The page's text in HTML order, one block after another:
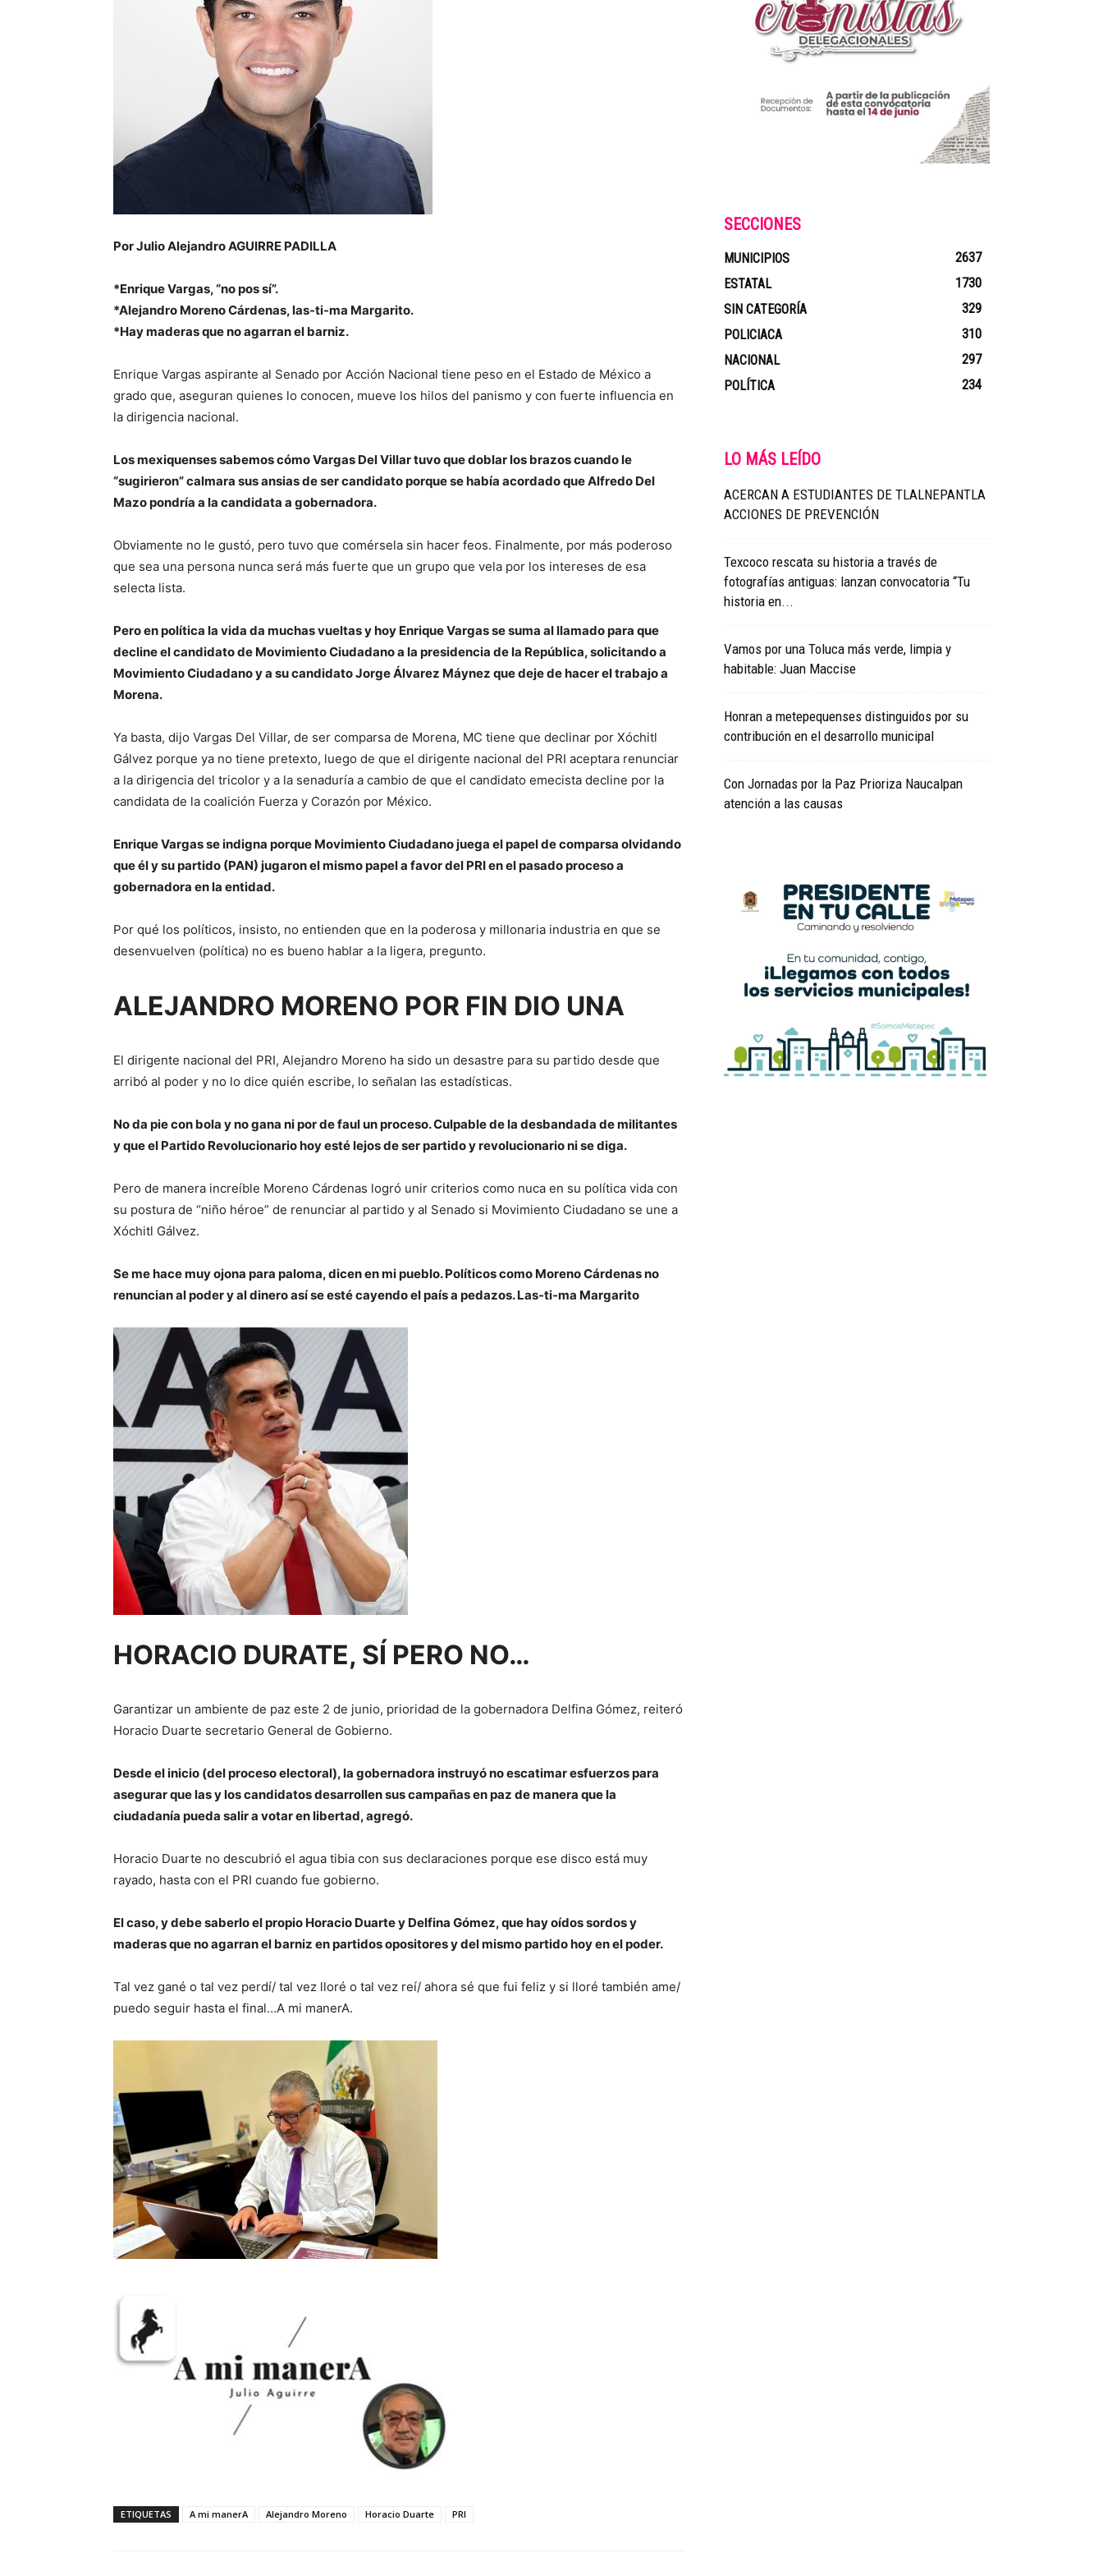
Por Julio Alejandro AGUIRRE PADILLA
*Enrique Vargas, “no pos sí”.
*Alejandro Moreno Cárdenas, las-ti-ma Margarito.
*Hay maderas que no agarran el barniz.
Enrique Vargas aspirante al Senado por Acción Nacional tiene peso en el Estado de México a
grado que, aseguran quienes lo conocen, mueve los hilos del panismo y con fuerte influencia en
la dirigencia nacional.
Los mexiquenses sabemos cómo Vargas Del Villar tuvo que doblar los brazos cuando le
“sugirieron” calmara sus ansias de ser candidato porque se había acordado que Alfredo Del
Mazo pondría a la candidata a gobernadora.
Obviamente no le gustó, pero tuvo que comérsela sin hacer feos. Finalmente, por más poderoso
que sea una persona nunca será más fuerte que un grupo que vela por los intereses de esa
selecta lista.
Pero en política la vida da muchas vueltas y hoy Enrique Vargas se suma al llamado para que
decline el candidato de Movimiento Ciudadano a la presidencia de la República, solicitando a
Movimiento Ciudadano y a su candidato Jorge Álvarez Máynez que deje de hacer el trabajo a
Morena.
Ya basta, dijo Vargas Del Villar, de ser comparsa de Morena, MC tiene que declinar por Xóchitl
Gálvez porque ya no tiene pretexto, luego de que el dirigente nacional del PRI aceptara renunciar
a la dirigencia del tricolor y a la senaduría a cambio de que el candidato emecista decline por la
candidata de la coalición Fuerza y Corazón por México.
Enrique Vargas se indigna porque Movimiento Ciudadano juega el papel de comparsa olvidando
que él y su partido (PAN) jugaron el mismo papel a favor del PRI en el pasado proceso a
gobernadora en la entidad.
Por qué los políticos, insisto, no entienden que en la poderosa y millonaria industria en que se
desenvuelven (política) no es bueno hablar a la ligera, pregunto.
ALEJANDRO MORENO POR FIN DIO UNA
El dirigente nacional del PRI, Alejandro Moreno ha sido un desastre para su partido desde que
arribó al poder y no lo dice quién escribe, lo señalan las estadísticas.
No da pie con bola y no gana ni por de faul un proceso. Culpable de la desbandada de militantes
y que el Partido Revolucionario hoy esté lejos de ser partido y revolucionario ni se diga.
Pero de manera increíble Moreno Cárdenas logró unir criterios como nuca en su política vida con
su postura de “niño héroe” de renunciar al partido y al Senado si Movimiento Ciudadano se une a
Xóchitl Gálvez.
Se me hace muy ojona para paloma, dicen en mi pueblo. Políticos como Moreno Cárdenas no
renuncian al poder y al dinero así se esté cayendo el país a pedazos. Las-ti-ma Margarito
HORACIO DURATE, SÍ PERO NO…
Garantizar un ambiente de paz este 2 de junio, prioridad de la gobernadora Delfina Gómez, reiteró
Horacio Duarte secretario General de Gobierno.
Desde el inicio (del proceso electoral), la gobernadora instruyó no escatimar esfuerzos para
asegurar que las y los candidatos desarrollen sus campañas en paz de manera que la
ciudadanía pueda salir a votar en libertad, agregó.
Horacio Duarte no descubrió el agua tibia con sus declaraciones porque ese disco está muy
rayado, hasta con el PRI cuando fue gobierno.
El caso, y debe saberlo el propio Horacio Duarte y Delfina Gómez, que hay oídos sordos y
maderas que no agarran el barniz en partidos opositores y del mismo partido hoy en el poder.
Tal vez gané o tal vez perdí/ tal vez lloré o tal vez reí/ ahora sé que fui feliz y si lloré también ame/
puedo seguir hasta el final…A mi manerA.
ETIQUETAS A mi manerA Alejandro Moreno Horacio Duarte PRI
SECCIONES
MUNICIPIOS
2637
ESTATAL
1730
SIN CATEGORÍA
329
POLICIACA
310
NACIONAL
297
POLÍTICA
234
LO MÁS LEÍDO
ACERCAN A ESTUDIANTES DE TLALNEPANTLA
ACCIONES DE PREVENCIÓN
Texcoco rescata su historia a través de
fotografías antiguas: lanzan convocatoria “Tu
historia en...
Vamos por una Toluca más verde, limpia y
habitable: Juan Maccise
Honran a metepequenses distinguidos por su
contribución en el desarrollo municipal
Con Jornadas por la Paz Prioriza Naucalpan
atención a las causas